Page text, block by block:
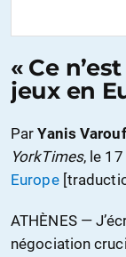
« Ce
jeux en
ParYanis
YorkTimes, le
Europe
ATHÈNES —
négociation